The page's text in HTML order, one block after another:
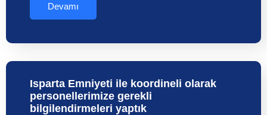
Devamı
Isparta Emniyeti ile koordineli olarak
personellerimize gerekli
bilgilendirmeleri yaptık